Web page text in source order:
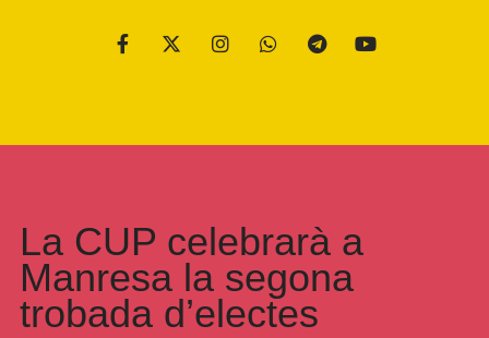
La CUP celebrarà a
Manresa la segona
trobada d’electes